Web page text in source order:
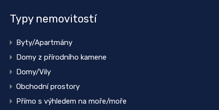
Typy nemovitostí
Byty/Apartmány
Domy z přírodního kamene
Domy/Vily
Obchodní prostory
Přímo s výhledem na moře/moře